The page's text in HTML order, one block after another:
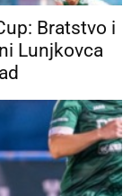
Bratstvo i
Lunjkovca